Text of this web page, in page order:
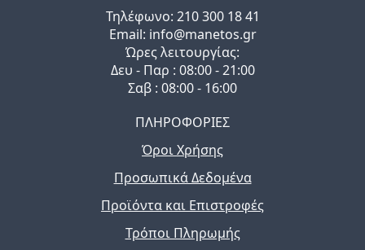
Τηλέφωνo: 210 300 18 41
Email: info@manetos.gr
Ώρες λειτουργίας:
Δευ - Παρ : 08:00 - 21:00
Σαβ : 08:00 - 16:00
ΠΛΗΡΟΦΟΡΙΕΣ
Όροι Χρήσης
Προσωπικά Δεδομένα
Προϊόντα και Επιστροφές
Τρόποι Πληρωμής